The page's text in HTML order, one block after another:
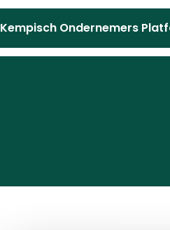
Kempisch Ondernemers